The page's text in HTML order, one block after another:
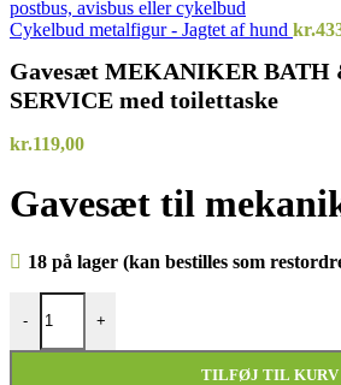
Cykelbud metalfigur - Jagtet af hund kr.
Gavesæt MEKANIKER BATH
SERVICE med toilettaske
kr.119,00
Gavesæt til
18 på lager (kan bestilles som
-
Gavesæt MEKANIKER BATH & BODY
+
TILFØJ TIL KURV